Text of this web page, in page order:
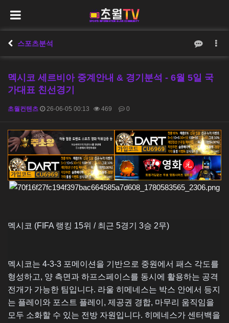
스포츠분석
멕시코 세르비아 중계안내 & 경기분석 - 6월 5일 국
가대표 친선경기
초월컨텐츠 26-06-05 00:13 469 0
본문
멕시코 (FIFA 랭킹 15위 / 최근 5경기 3승 2무)
멕시코는 4-3-3 포메이션을 기반으로 중원에서 패스 각도를
형성하고, 양 측면과 하프스페이스를 동시에 활용하는 공격
전개가 가능한 팀입니다. 라울 히메네스는 박스 안에서 등지
는 플레이와 포스트 플레이, 제공권 경합, 마무리 움직임을
모두 소화할 수 있는 전방 자원입니다. 히메네스가 센터백을